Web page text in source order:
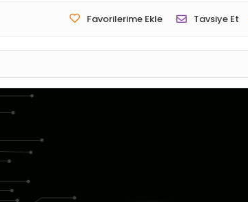
Favorilerime Ekle Tavsiye Et